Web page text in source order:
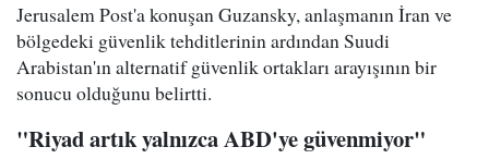
Jerusalem Post'a konuşan Guzansky, anlaşmanın İran ve
bölgedeki güvenlik tehditlerinin ardından Suudi
Arabistan'ın alternatif güvenlik ortakları arayışının bir
sonucu olduğunu belirtti.
"Riyad artık yalnızca ABD'ye güvenmiyor"